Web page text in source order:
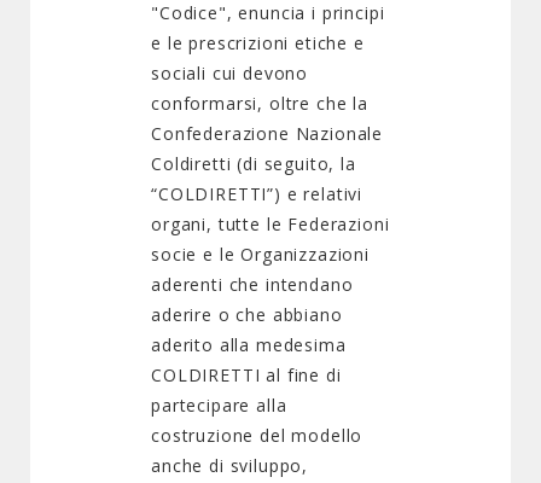
"Codice", enuncia i principi
e le prescrizioni etiche e
sociali cui devono
conformarsi, oltre che la
Confederazione Nazionale
Coldiretti (di seguito, la
“COLDIRETTI”) e relativi
organi, tutte le Federazioni
socie e le Organizzazioni
aderenti che intendano
aderire o che abbiano
aderito alla medesima
COLDIRETTI al fine di
partecipare alla
costruzione del modello
anche di sviluppo,